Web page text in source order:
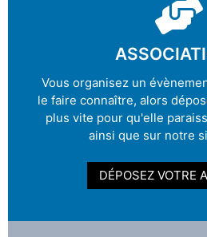
Vous organisez un
le faire connaître, alors
plus vite pour qu'elle
ainsi que sur notre
DÉPOSEZ VOTRE